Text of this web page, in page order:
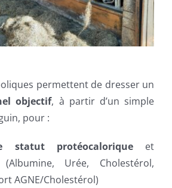
permettent de dresser un
objectif, à partir d’un simple
pour :
statut protéocaloriqueet
(Albumine, Urée, Cholestérol,
AGNE/Cholestérol)